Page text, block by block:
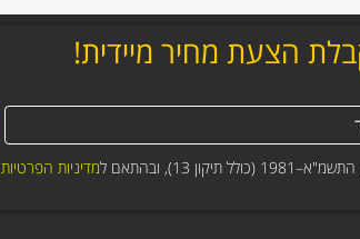
הצעת מחיר מיידית!
ובהתאם ל מדיניות הפרטיות